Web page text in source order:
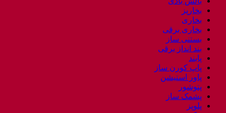
بخارپز
بخاری
بخاری برقی
بستنی ساز
بند انداز برقی
پابند
پاپ کورن ساز
پاور استیشن
پتوشور
پشمک ساز
پلوپز